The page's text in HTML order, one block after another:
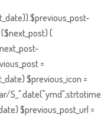
{
=
$previous_icon =
$previous_post_url =